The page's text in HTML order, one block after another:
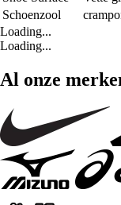
Schoenzool
Loading...
Loading...
Al onze